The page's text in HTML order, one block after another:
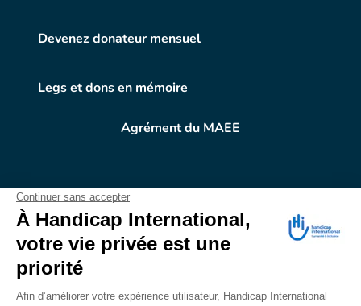
Devenez donateur mensuel
Legs et dons en mémoire
Agrément du MAEE
VOTRE DONEN ACTION
Grâce à vous, en 2024, 604.716 personnes ont
bénéficié d’appareillage et d’activités de réadaptation.
Merci pour votre générosité.